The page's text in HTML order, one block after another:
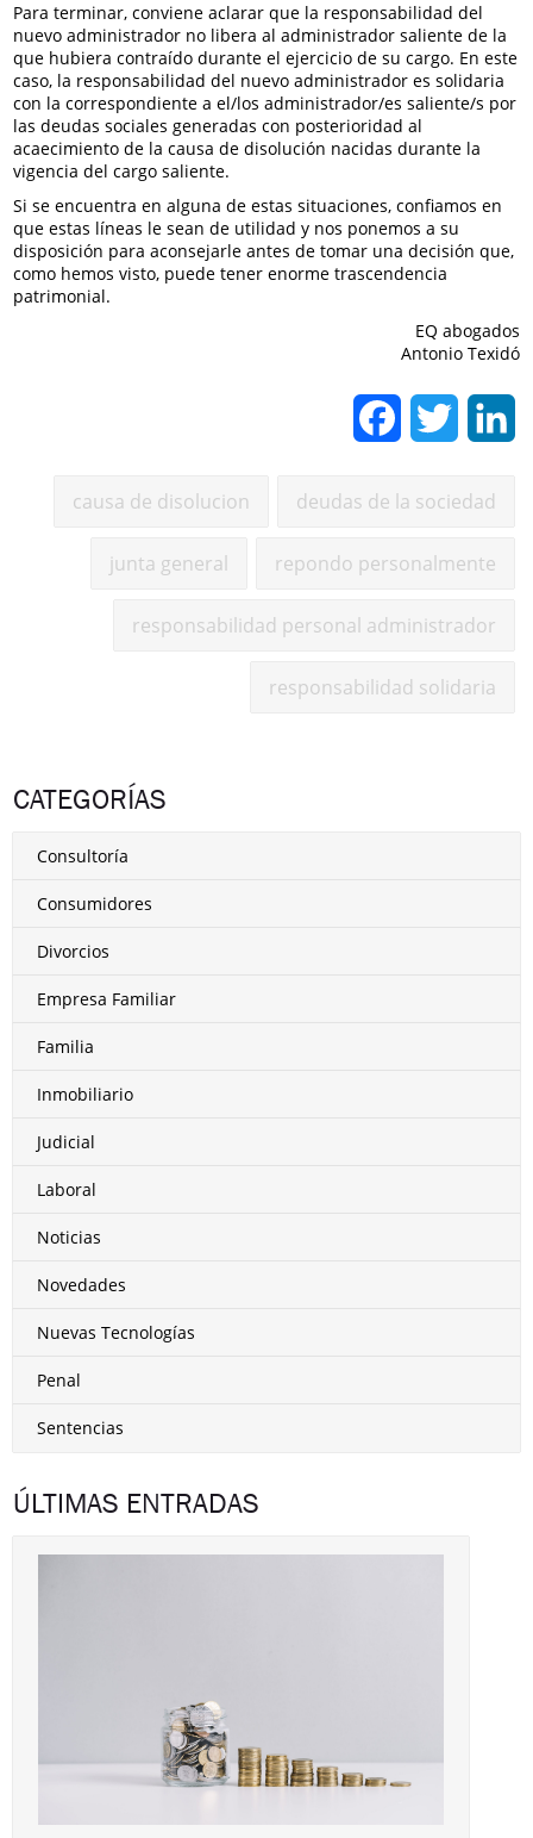
Para terminar, conviene aclarar que la responsabilidad del
nuevo administrador no libera al administrador saliente de la
que hubiera contraído durante el ejercicio de su cargo. En este
caso, la responsabilidad del nuevo administrador es solidaria
con la correspondiente a el/los administrador/es saliente/s por
las deudas sociales generadas con posterioridad al
acaecimiento de la causa de disolución nacidas durante la
vigencia del cargo saliente.
Si se encuentra en alguna de estas situaciones, confiamos en
que estas líneas le sean de utilidad y nos ponemos a su
disposición para aconsejarle antes de tomar una decisión que,
como hemos visto, puede tener enorme trascendencia
patrimonial.
EQ abogados
Antonio Texidó
FacebookTwitter
causa de disolucion deudas de la sociedad
junta general repondo personalmente
responsabilidad personal administrador
responsabilidad solidaria
CATEGORÍAS
Consultoría
Consumidores
Divorcios
Empresa Familiar
Familia
Inmobiliario
Judicial
Laboral
Noticias
Novedades
Nuevas Tecnologías
Penal
Sentencias
ÚLTIMAS ENTRADAS